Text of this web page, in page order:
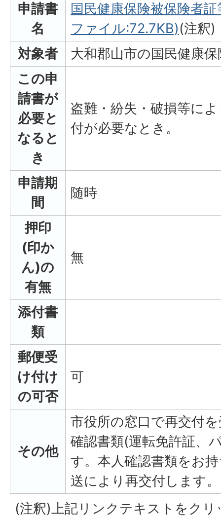
申請書
名
国民健康保険被保険者
ファイル:72.7KB)(注釈)
対象者
大和郡山市の国民健康
この申
請書が
必要と
なると
き
盗難・紛失・破損等に
付が必要なとき。
申請期
間
随時
押印
(印か
ん)の
有無
無
添付書
類
郵便受
け付け
の可否
可
その他
市役所の窓口で再交付
確認書類(運転免許証、
す。本人確認書類をお
送により再交付します。
(注釈)上記リンクテキストをク